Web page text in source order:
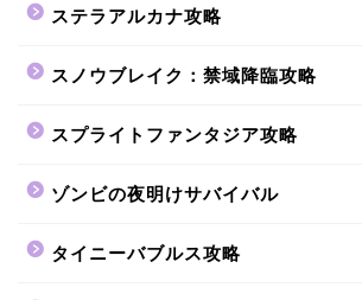
ステラアルカナ攻略
スノウブレイク：禁域降臨攻略
スプライトファンタジア攻略
ゾンビの夜明けサバイバル
タイニーバブルス攻略